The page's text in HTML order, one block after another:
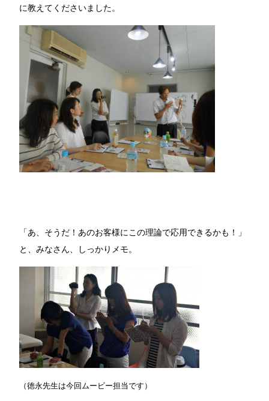
に教えてくださいました。
「あ、そうだ！あのお客様にこの理論で応用できるかも！」
と、みなさん、しっかりメモ。
（徳永先生は今回ムービー担当です）